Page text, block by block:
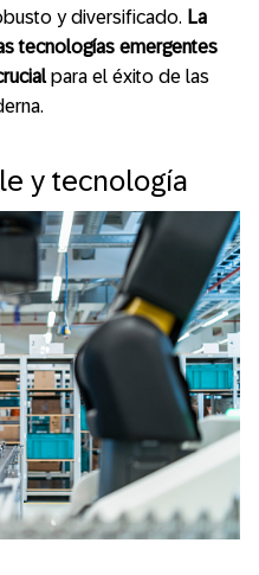
y diversificado. La
tecnologías emergentes
para el éxito de las
y tecnología